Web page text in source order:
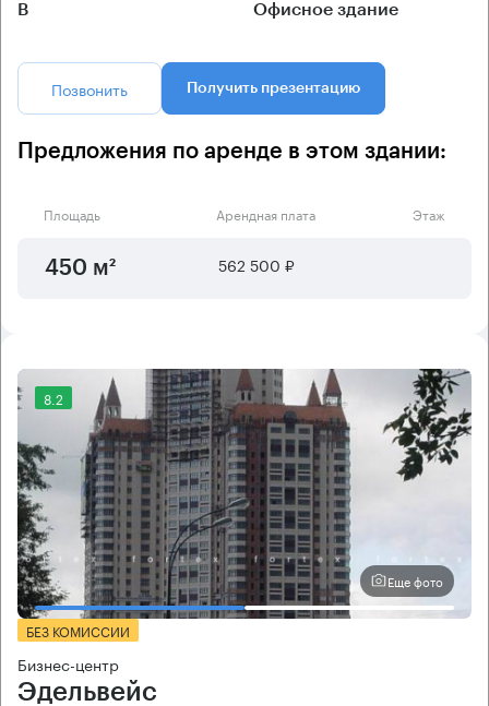
B Офисное здание
Позвонить Получить презентацию
Предложения по аренде в этом здании:
Площадь Арендная плата Этаж
450 м² 562 500 ₽
8.2
Еще фото
БЕЗ КОМИССИИ
Бизнес-центр
Эдельвейс